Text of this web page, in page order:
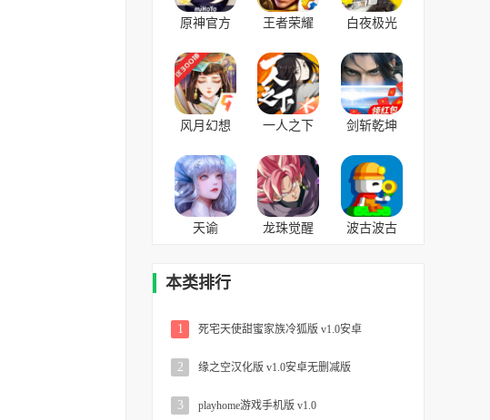
原神官方
卓版
王者荣耀
方版
白夜极光
v1.0.2中文
风月幻想
一人之下
方版
剑斩乾坤
包版
天谕
卓版
龙珠觉醒
波古波古
本类排行
1 死宅天使甜蜜家族冷狐版 v1.0安卓
2 缘之空汉化版 v1.0安卓无删减版
3 playhome游戏手机版 v1.0